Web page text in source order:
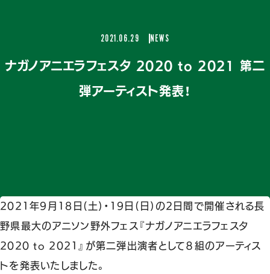
2021.06.29 NEWS
ナガノアニエラフェスタ 2020 to 2021 第二
弾アーティスト発表！
2021年9月18日(土)・19日(日)の2日間で開催される長
野県最大のアニソン野外フェス『ナガノアニエラフェスタ
2020 to 2021』が第二弾出演者として８組のアーティス
トを発表いたしました。